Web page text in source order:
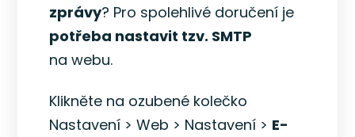
zprávy? Pro spolehlivé doručení je
potřeba nastavit tzv. SMTP
na webu.
Klikněte na ozubené kolečko
Nastavení > Web > Nastavení > E-